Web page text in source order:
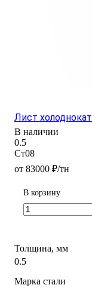
Лист
В наличии
0.5
Ст08
от 83000 ₽/тн
В корзину
Толщина, мм
0.5
Марка стали